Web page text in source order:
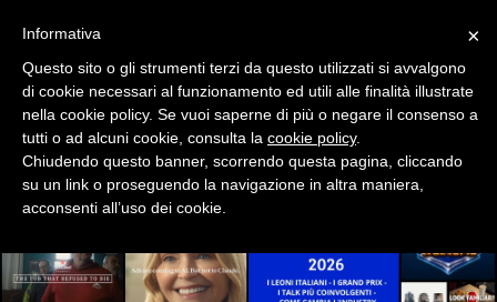
MOBILE
PROMOZIONI
PUNTI VENDITA
×
Informativa
Questo sito o gli strumenti terzi da questo utilizzati si avvalgono
di cookie necessari al funzionamento ed utili alle finalità illustrate
nella cookie policy. Se vuoi saperne di più o negare il consenso a
tutti o ad alcuni cookie, consulta la cookie policy.
Chiudendo questo banner, scorrendo questa pagina, cliccando
su un link o proseguendo la navigazione in altra maniera,
acconsenti all’uso dei cookie.